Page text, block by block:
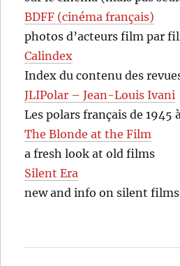
BDFF (cinéma français)
photos d’acteurs film par
Calindex
Index du contenu des
JLIPolar – Jean-Louis Ivani
Les polars français de 1945
The Blonde at the Film
a fresh look at old films
Silent Era
new and info on silent films